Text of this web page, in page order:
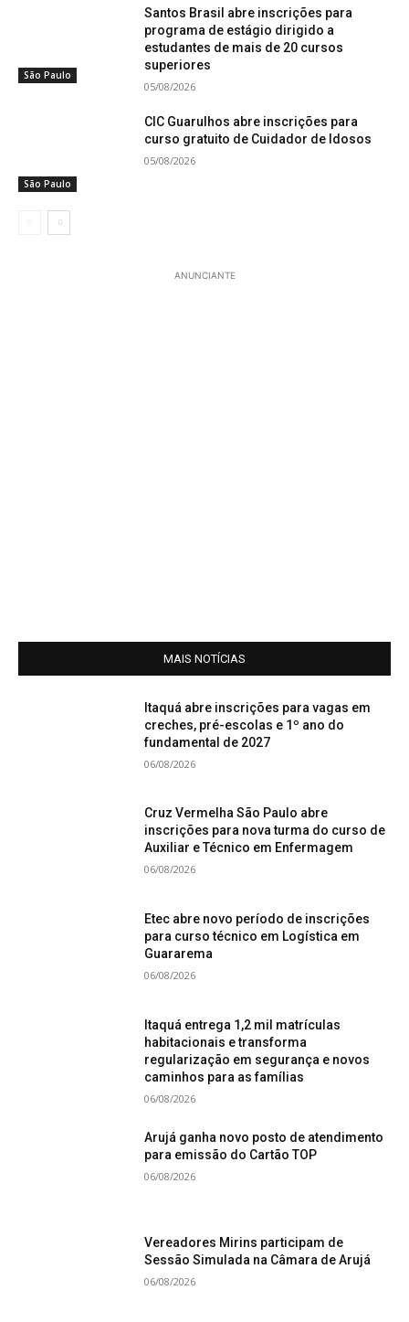
São Paulo
Santos Brasil abre inscrições para
programa de estágio dirigido a
estudantes de mais de 20 cursos
superiores
05/08/2026
São Paulo
CIC Guarulhos abre inscrições para
curso gratuito de Cuidador de Idosos
05/08/2026
ANUNCIANTE
MAIS NOTÍCIAS
Itaquá abre inscrições para vagas em
creches, pré-escolas e 1º ano do
fundamental de 2027
06/08/2026
Cruz Vermelha São Paulo abre
inscrições para nova turma do curso de
Auxiliar e Técnico em Enfermagem
06/08/2026
Etec abre novo período de inscrições
para curso técnico em Logística em
Guararema
06/08/2026
Itaquá entrega 1,2 mil matrículas
habitacionais e transforma
regularização em segurança e novos
caminhos para as famílias
06/08/2026
Arujá ganha novo posto de atendimento
para emissão do Cartão TOP
06/08/2026
Vereadores Mirins participam de
Sessão Simulada na Câmara de Arujá
06/08/2026